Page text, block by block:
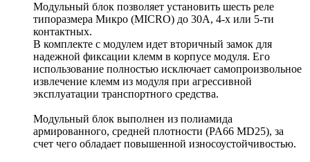
Модульный блок позволяет установить шесть реле
типоразмера Микро (MICRO) до 30А, 4-х или 5-ти
контактных.
В комплекте с модулем идет вторичный замок для
надежной фиксации клемм в корпусе модуля. Его
использование полностью исключает самопроизвольное
извлечение клемм из модуля при агрессивной
эксплуатации транспортного средства.
Модульный блок выполнен из полиамида
армированного, средней плотности (PA66 MD25), за
счет чего обладает повышенной износоустойчивостью.